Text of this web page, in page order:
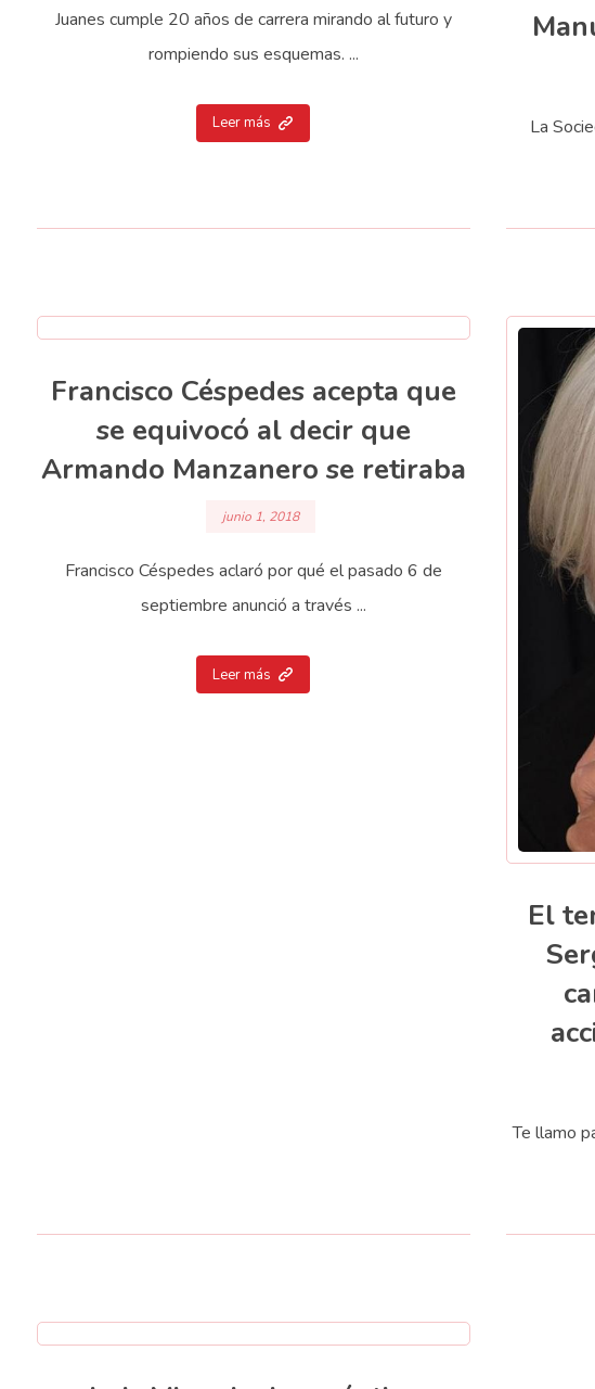
Juanes cumple 20 años de carrera mirando al futuro y
rompiendo sus esquemas. ...
Leer más
La
Francisco Céspedes acepta que
se equivocó al decir que
Armando Manzanero se retiraba
junio 1, 2018
Francisco Céspedes aclaró por qué el pasado 6 de
septiembre anunció a través ...
Leer más
El
Te llamo